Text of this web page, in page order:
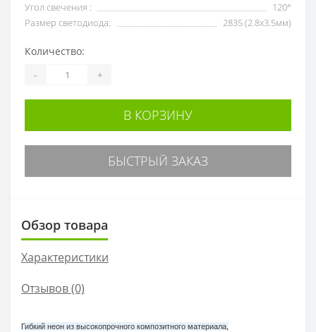
Угол свечения :
120°
Размер светодиода:
2835 (2.8x3.5мм)
Количество:
- +
В КОРЗИНУ
БЫСТРЫЙ ЗАКАЗ
Обзор товара
Характеристики
Отзывов (0)
Гибкий неон из высокопрочного композитного материала,